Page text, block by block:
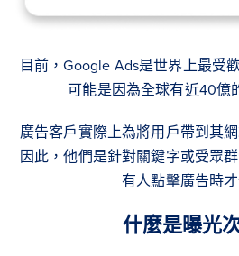
目前，Google Ads是世界上最受
可能是因為全球有近40億
廣告客戶實際上為將用戶帶到其
因此，他們是針對關鍵字或受眾
有人點擊廣告時
什麼是曝光